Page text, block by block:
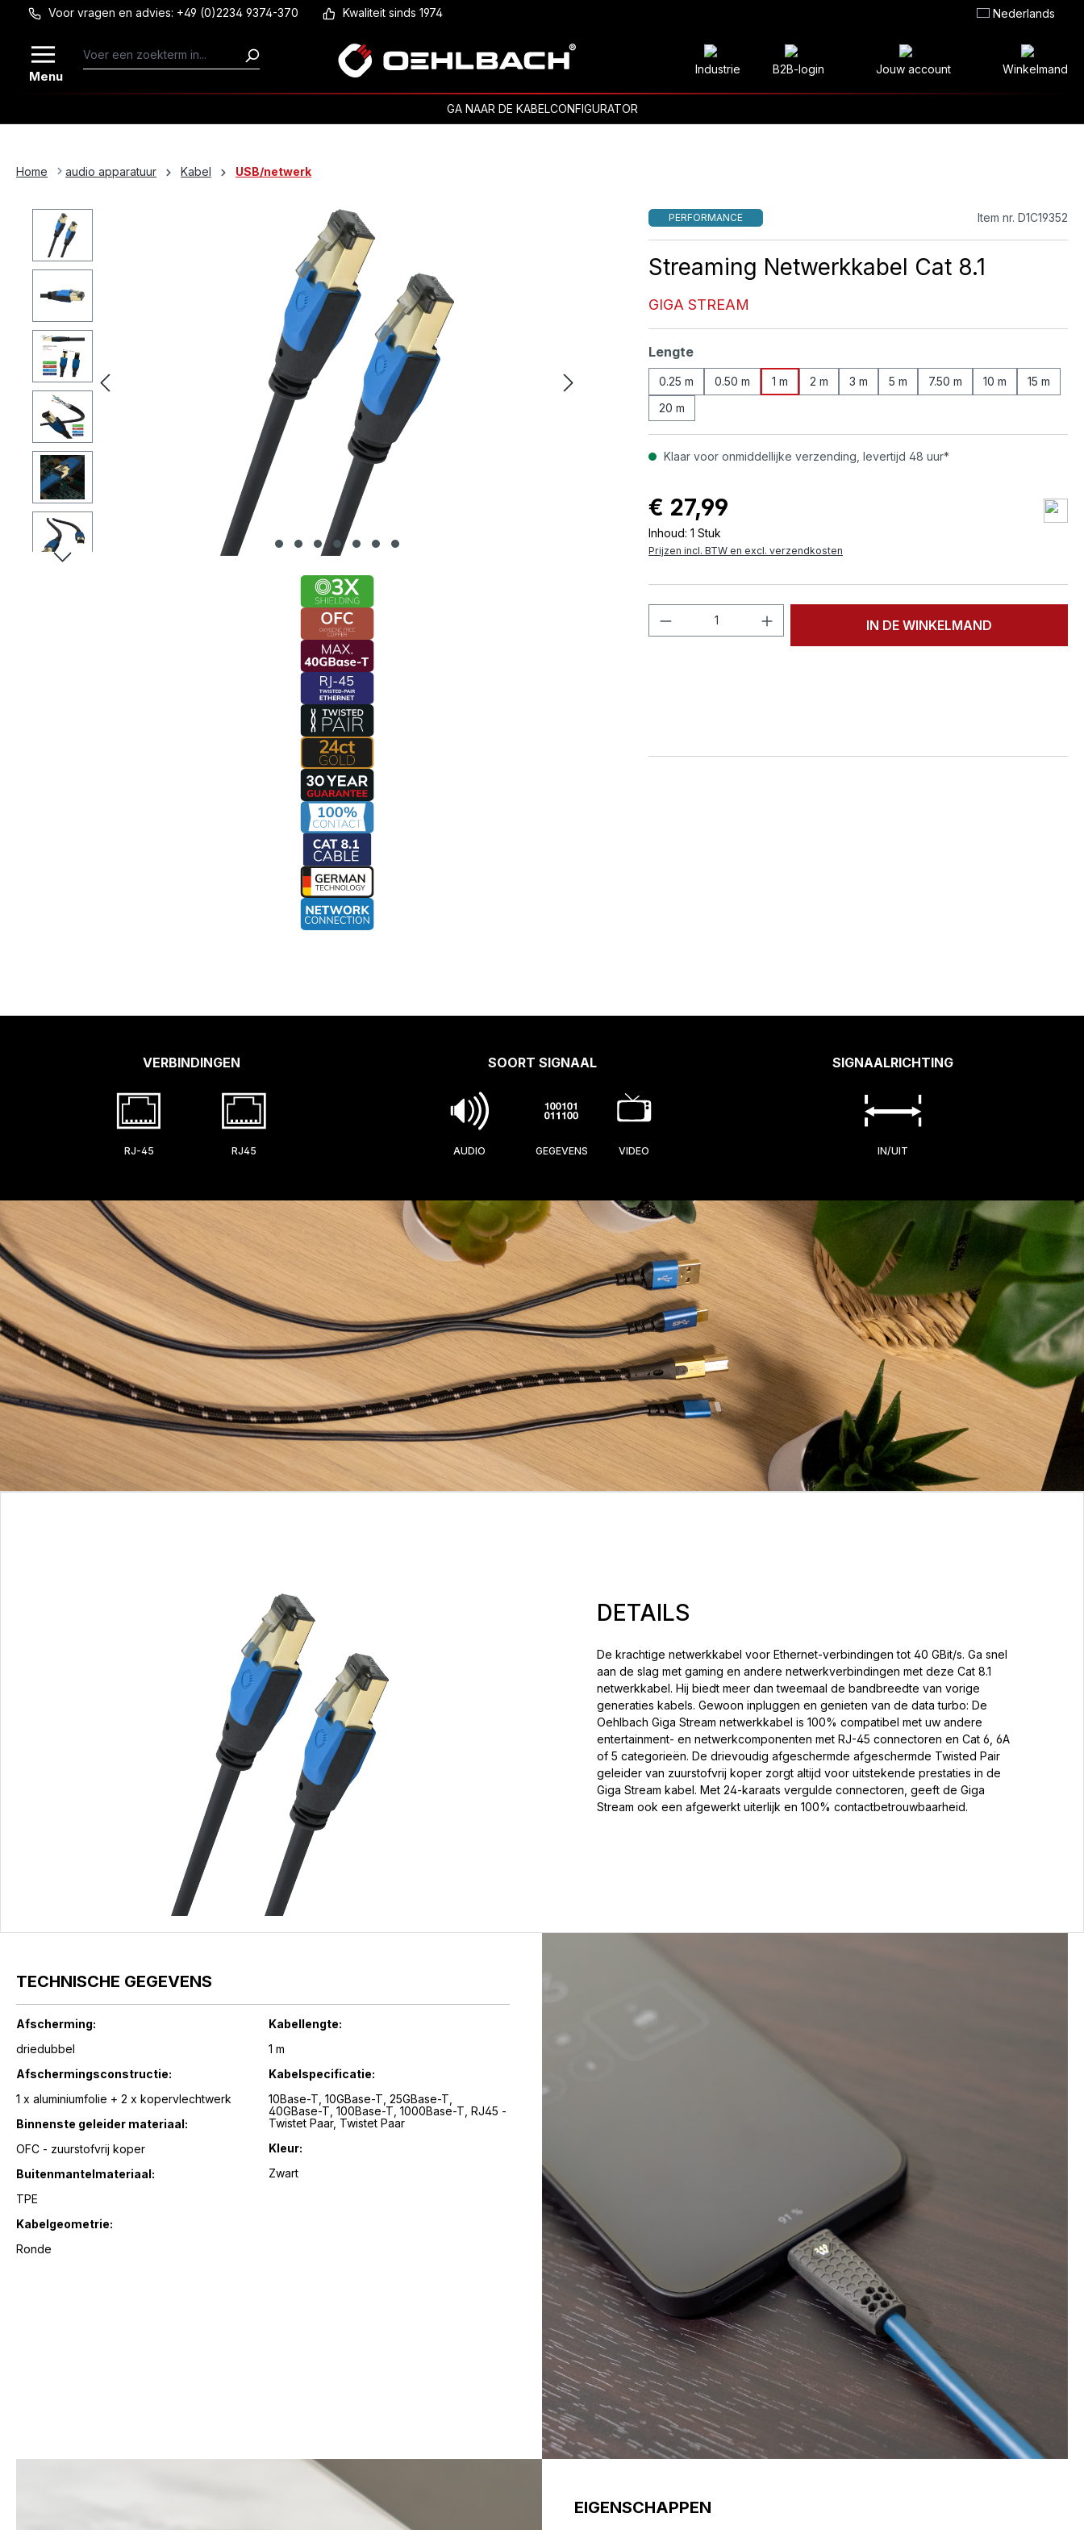
Ga naar de hoofdinhoud
Voor vragen en advies: +49 (0)2234 9374-370 Kwaliteit sinds 1974 Nederlands
Menu Industrie B2B-login Jouw account Winkelmand
GA NAAR DE KABELCONFIGURATOR
Home audio apparatuur Kabel USB/netwerk
PERFORMANCE Item nr. D1C19352
Streaming Netwerkkabel Cat 8.1
GIGA STREAM
Selecteer
Lengte
0.25 m 0.50 m 1 m 2 m 3 m 5 m 7.50 m 10 m
15 m
20 m
Klaar voor onmiddellijke verzending, levertijd 48 uur*
€ 27,99
Inhoud: 1 Stuk
Prijzen incl. BTW en excl. verzendkosten
Producthoeveelheid: Voer de gewenste
IN DE WINKELMAND
VERBINDINGEN
RJ-45 RJ45
SOORT SIGNAAL
AUDIO GEGEVENS VIDEO
SIGNAALRICHTING
IN/UIT
DETAILS
De krachtige netwerkkabel voor Ethernet-verbindingen tot 40 GBit/s. Ga snel
aan de slag met gaming en andere netwerkverbindingen met deze Cat 8.1
netwerkkabel. Hij biedt meer dan tweemaal de bandbreedte van vorige
generaties kabels. Gewoon inpluggen en genieten van de data turbo: De
Oehlbach Giga Stream netwerkkabel is 100% compatibel met uw andere
entertainment- en netwerkcomponenten met RJ-45 connectoren en Cat 6, 6A
of 5 categorieën. De drievoudig afgeschermde afgeschermde Twisted Pair
geleider van zuurstofvrij koper zorgt altijd voor uitstekende prestaties in de
Giga Stream kabel. Met 24-karaats vergulde connectoren, geeft de Giga
Stream ook een afgewerkt uiterlijk en 100% contactbetrouwbaarheid.
TECHNISCHE GEGEVENS
Afscherming:
driedubbel
Afschermingsconstructie:
1 x aluminiumfolie + 2 x kopervlechtwerk
Binnenste geleider materiaal:
OFC - zuurstofvrij koper
Buitenmantelmateriaal:
TPE
Kabelgeometrie:
Ronde
Kabellengte:
1 m
Kabelspecificatie:
10Base-T, 10GBase-T, 25GBase-T,
40GBase-T, 100Base-T, 1000Base-T, RJ45 -
Twistet Paar, Twistet Paar
Kleur:
Zwart
EIGENSCHAPPEN